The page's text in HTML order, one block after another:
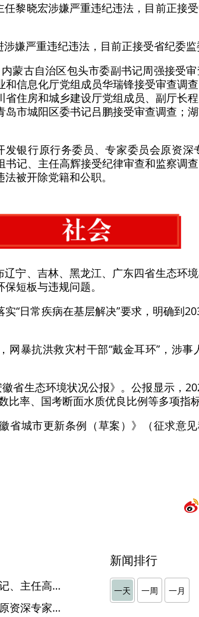
黎晓宏涉嫌严重违纪违法，目前正接
嫌严重违纪违法，目前正接受省纪委监
蒙古自治区包头市委副书记周强接受
信息化厅党组成员华瑞锋接受审查调
住房和城乡建设厅党组成员、副厅长
市城阳区委书记吕鹏接受审查调查；
银行原行务委员、专家委员会原资
记、主任高辉接受纪律审查和监察调
被开除党籍和公职。
宁、吉林、黑龙江、广东四省生态环
短板与违规问题。
“日常疾病在基层解决”要求，明确到
网暴抗洪救灾村干部“戴金耳环”，涉
省生态环境状况公报》。公报显示，
率、国考断面水质优良比例等多项指
省城市更新条例（草案）》（征求意
阜阳市颍泉区发展和改革委员会党组书记、主任高辉接受纪律审查和监察调查
国家开发银行原行务委员、专家委员会原资深专家蒋志刚接受纪律审查和监察调查
新闻排行
一天 一周 一月